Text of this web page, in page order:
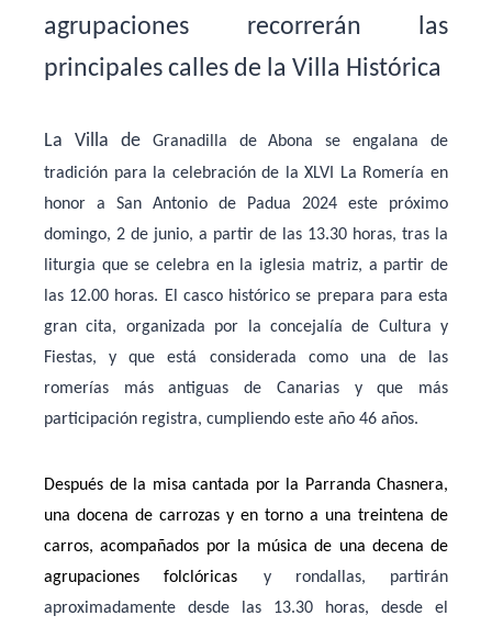
agrupaciones recorrerán las
principales calles de la Villa Histórica
La Villa de
Granadilla de Abona se engalana de
tradición para la celebración de la XLVI La Romería en
honor a San Antonio de Padua 2024 este próximo
domingo, 2 de junio, a partir de las 13.30 horas, tras la
liturgia que se celebra en la iglesia matriz, a partir de
las 12.00 horas. El casco histórico se prepara para esta
gran cita, organizada por la concejalía de Cultura y
Fiestas, y que está considerada como una de las
romerías más antiguas de Canarias y que más
participación registra, cumpliendo este año 46 años.
Después de la misa cantada por la Parranda Chasnera,
una docena de carrozas y en torno a una treintena de
carros, acompañados por la música de una decena de
agrupaciones folclóricas
y rondallas, partirán
aproximadamente desde las 13.30 horas, desde el